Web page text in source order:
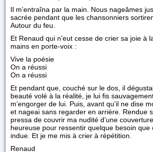
Il m’entraîna par la main. Nous nageâmes
sacrée pendant que les chansonniers
Autour du feu.
Et Renaud qui n’eut cesse de crier sa joie à
mains en porte-voix :
Vive la poésie
On a réussi
On a réussi
Et pendant que, couché sur le dos, il
beauté volé à la réalité, je lui fis
m’engorger de lui. Puis, avant qu’il ne dise
et nageai sans regarder en arrière. Rendue
pressa de couvrir ma nudité d’une
heureuse pour ressentir quelque besoin que
indue. Et je me mis à crier à répétition.
Renaud